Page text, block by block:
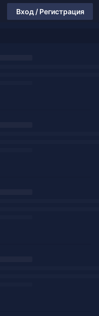
Вход / Регистрация